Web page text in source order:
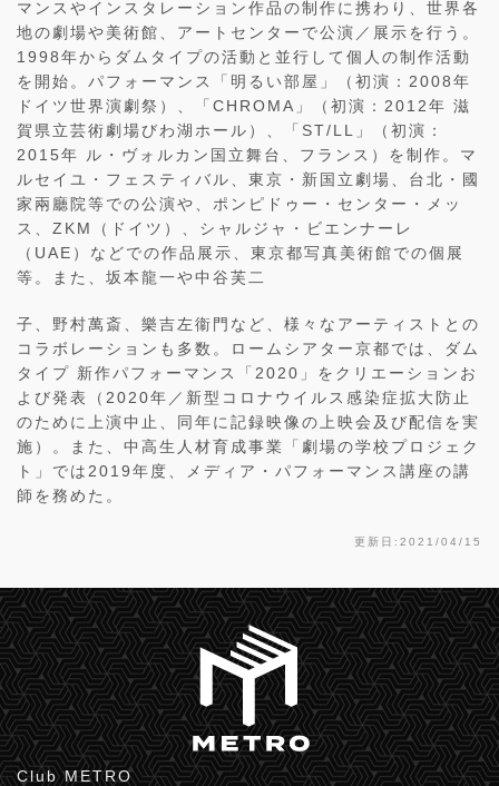
マンスやインスタレーション作品の制作に携わり、世界各
地の劇場や美術館、アートセンターで公演／展示を行う。
1998年からダムタイプの活動と並行して個人の制作活動
を開始。パフォーマンス「明るい部屋」（初演：2008年
ドイツ世界演劇祭）、「CHROMA」（初演：2012年 滋
賀県立芸術劇場びわ湖ホール）、「ST/LL」（初演：
2015年 ル・ヴォルカン国立舞台、フランス）を制作。マ
ルセイユ・フェスティバル、東京・新国立劇場、台北・國
家兩廳院等での公演や、ポンピドゥー・センター・メッ
ス、ZKM（ドイツ）、シャルジャ・ビエンナーレ
（UAE）などでの作品展示、東京都写真美術館での個展
等。また、坂本龍一や中谷芙二
子、野村萬斎、樂吉左衞門など、様々なアーティストとの
コラボレーションも多数。ロームシアター京都では、ダム
タイプ 新作パフォーマンス「2020」をクリエーションお
よび発表（2020年／新型コロナウイルス感染症拡大防止
のために上演中止、同年に記録映像の上映会及び配信を実
施）。また、中高生人材育成事業「劇場の学校プロジェク
ト」では2019年度、メディア・パフォーマンス講座の講
師を務めた。
更新日:2021/04/15
Club METRO